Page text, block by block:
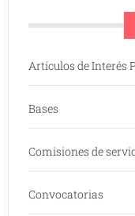
Artículos de Interés
Bases
Comisiones de
Convocatorias